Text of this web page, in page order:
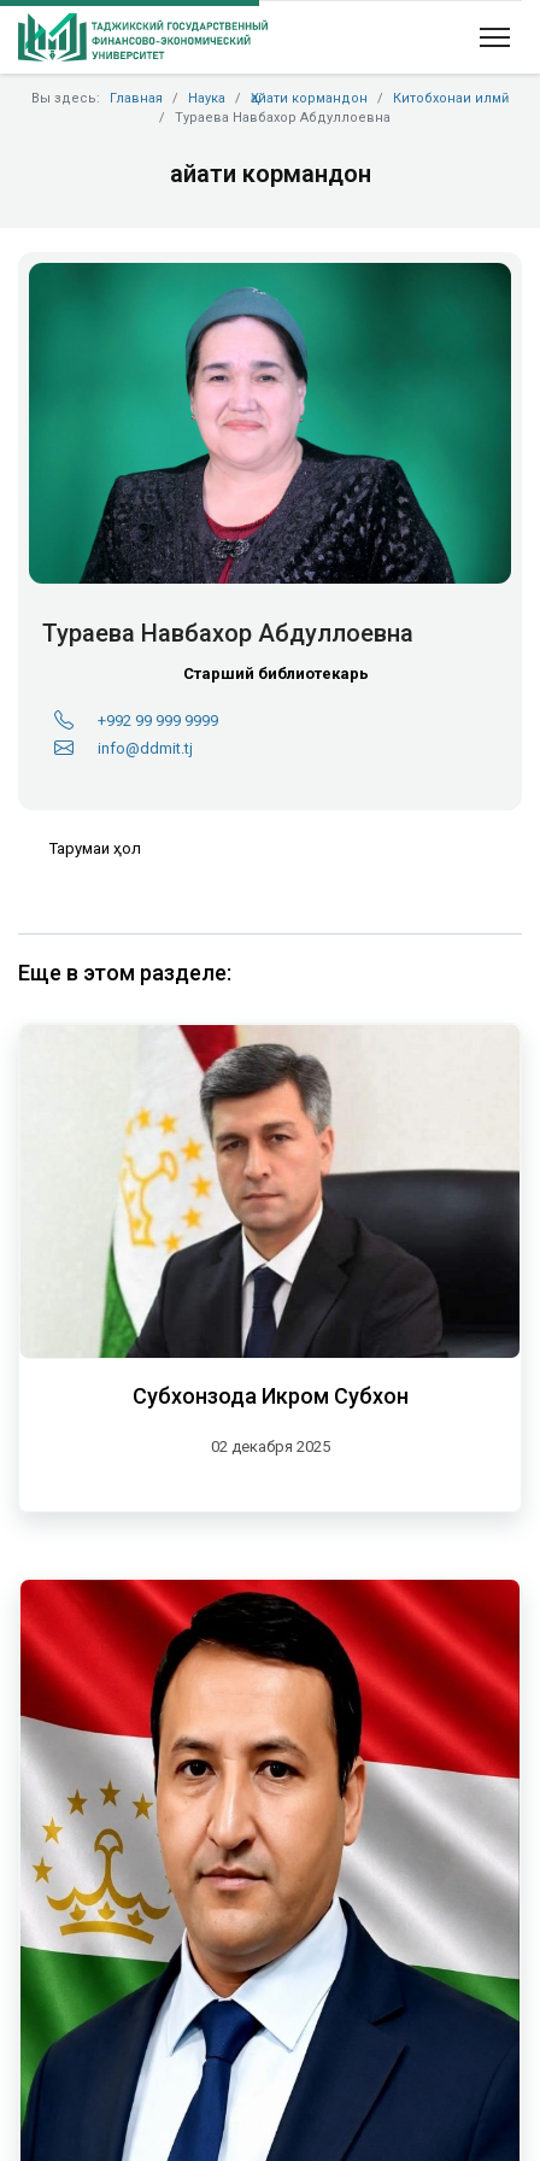
Вы здесь: Главная Наука Ҳайати кормандон
Китобхонаи илмӣ
Тураева Навбахор Абдуллоевна
Ҳайати кормандон
Тураева Навбахор Абдуллоевна
Старший библиотекарь
+992 99 999 9999
info@ddmit.tj
Тарҷумаи ҳол
Еще в этом разделе:
Субхонзода Икром Субхон
02 декабря 2025